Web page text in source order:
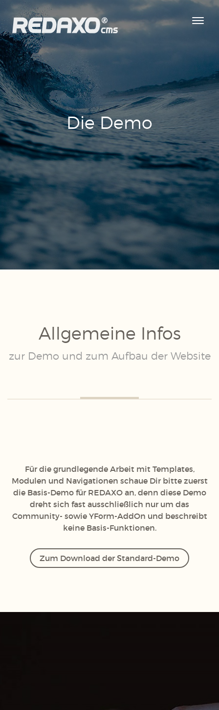
Die Demo
Allgemeine Infos
zur Demo und zum Aufbau der Website
Für die grundlegende Arbeit mit Templates,
Modulen und Navigationen schaue Dir bitte zuerst
die Basis-Demo für REDAXO an, denn diese Demo
dreht sich fast ausschließlich nur um das
Community- sowie YForm-AddOn und beschreibt
keine Basis-Funktionen.
Zum Download der Standard-Demo